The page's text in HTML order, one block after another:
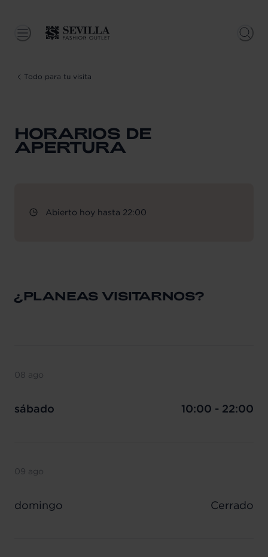
Todo para tu visita
HORARIOS DE
APERTURA
Abierto hoy hasta 22:00
¿PLANEAS VISITARNOS?
08 ago
sábado 10:00 - 22:00
09 ago
domingo Cerrado